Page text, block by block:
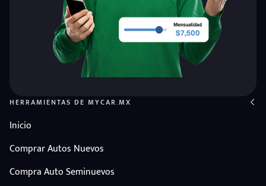
HERRAMIENTAS DE MYCAR.MX
Inicio
Comprar Autos Nuevos
Compra Auto Seminuevos